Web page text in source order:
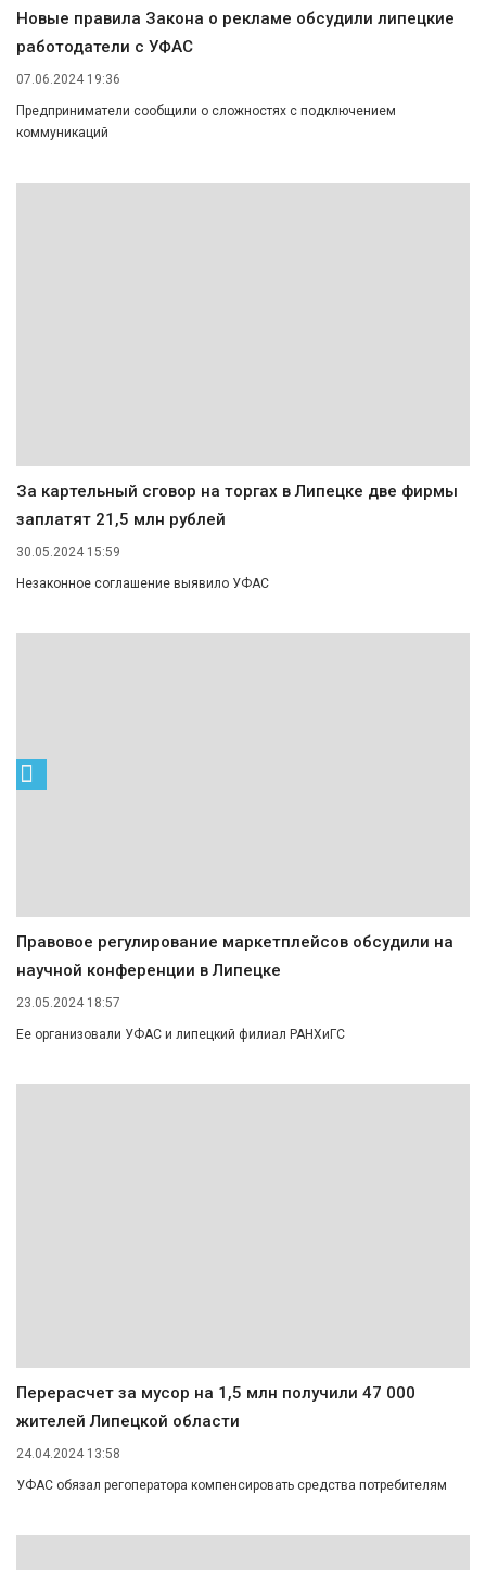
Новые правила Закона о рекламе обсудили липецкие
работодатели с УФАС
07.06.2024 19:36
Предприниматели сообщили о сложностях с подключением
коммуникаций
За картельный сговор на торгах в Липецке две фирмы
заплатят 21,5 млн рублей
30.05.2024 15:59
Незаконное соглашение выявило УФАС
Правовое регулирование маркетплейсов обсудили на
научной конференции в Липецке
23.05.2024 18:57
Ее организовали УФАС и липецкий филиал РАНХиГС
Перерасчет за мусор на 1,5 млн получили 47 000
жителей Липецкой области
24.04.2024 13:58
УФАС обязал регоператора компенсировать средства потребителям